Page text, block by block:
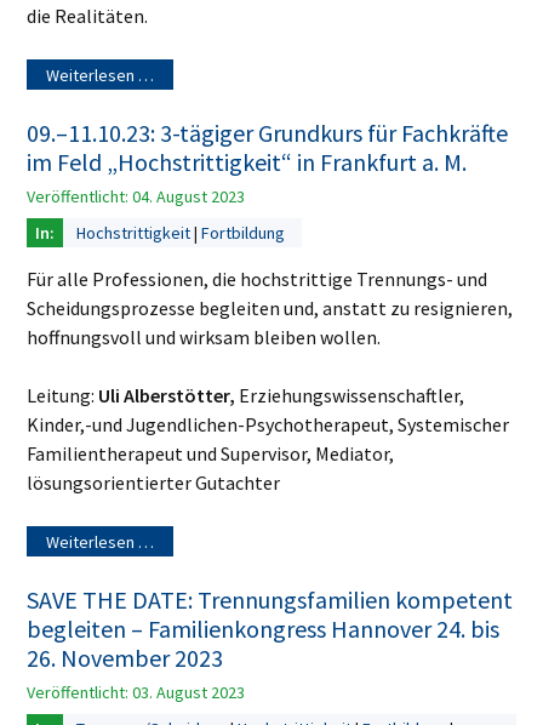
die Realitäten.
Weiterlesen …
09.–11.10.23: 3-tägiger Grundkurs für Fachkräfte
im Feld „Hochstrittigkeit“ in Frankfurt a. M.
Veröffentlicht: 04. August 2023
Hochstrittigkeit Fortbildung
Für alle Professionen, die hochstrittige Trennungs- und
Scheidungsprozesse begleiten und, anstatt zu resignieren,
hoffnungsvoll und wirksam bleiben wollen.
Leitung: Uli Alberstötter, Erziehungswissenschaftler,
Kinder,-und Jugendlichen-Psychotherapeut, Systemischer
Familientherapeut und Supervisor, Mediator,
lösungsorientierter Gutachter
Weiterlesen …
SAVE THE DATE: Trennungsfamilien kompetent
begleiten – Familienkongress Hannover 24. bis
26. November 2023
Veröffentlicht: 03. August 2023